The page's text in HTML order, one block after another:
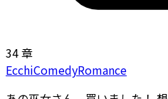
34 章
EcchiComedyRomance